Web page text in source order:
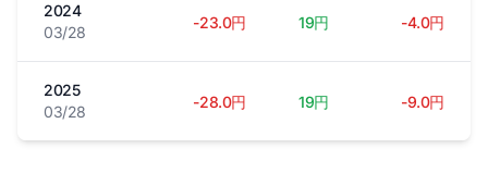
2024
03/28
-23.0円 19円 -4.0円
2025
03/28
-28.0円 19円 -9.0円